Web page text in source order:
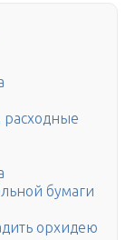
расходные
бумаги
орхидею